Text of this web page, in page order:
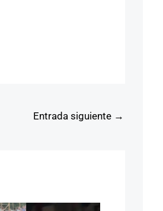
Entrada siguiente →